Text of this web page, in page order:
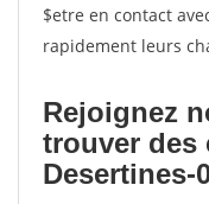
$etre en contact
rapidement leurs
Rejoignez
trouver des
Desertines-